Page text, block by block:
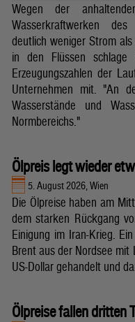
Wegen der
Wasserkraftwerken
deutlich weniger Strom
in den Flüssen
Erzeugungszahlen der
Unternehmen mit. "An
Wasserstände und
Normbereichs."
Ölpreis legt wieder
5. August 2026, Wien
Die Ölpreise haben am
dem starken Rückgang
Einigung im Iran-Krieg.
Brent aus der Nordsee mit
US-Dollar gehandelt und
Ölpreise fallen dritten